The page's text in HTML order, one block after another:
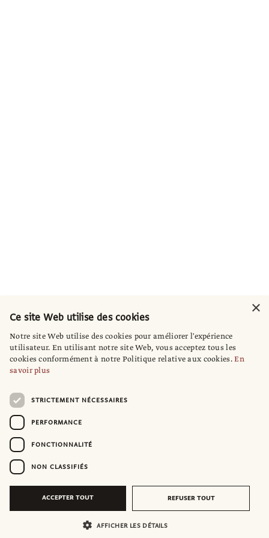
×
Ce site Web utilise des cookies
Notre site Web utilise des cookies pour améliorer l'expérience
utilisateur. En utilisant notre site Web, vous acceptez tous les
cookies conformément à notre Politique relative aux cookies.En
savoir plus
STRICTEMENT NÉCESSAIRES
PERFORMANCE
FONCTIONNALITÉ
NON CLASSIFIÉS
ACCEPTER TOUT REFUSER TOUT
AFFICHER LES DÉTAILS